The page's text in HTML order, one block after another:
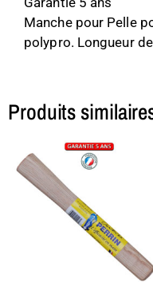
Manche pour Pelle
polypro. Longueur
Produits